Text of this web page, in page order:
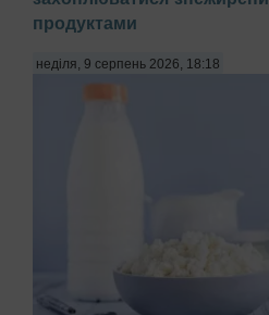
продуктами
неділя, 9 серпень 2026, 18:18